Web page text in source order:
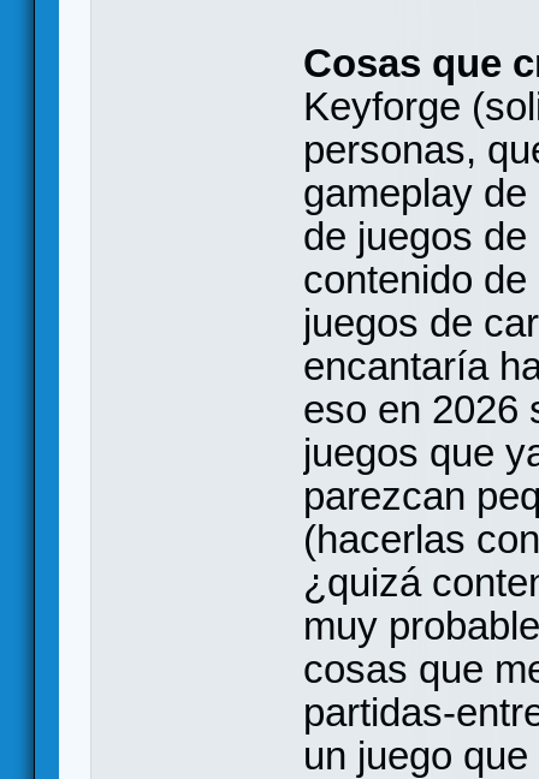
Cosas que
Keyforge
personas,
gameplay
de juegos
contenido
juegos de
encantaría
eso en 2026
juegos que
parezcan
(hacerlas
¿quizá
muy
cosas que
partidas-
un juego